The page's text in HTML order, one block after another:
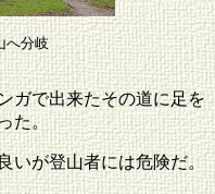
へ分岐
ガで出来たその道に足を
た。
いが登山者には危険だ。